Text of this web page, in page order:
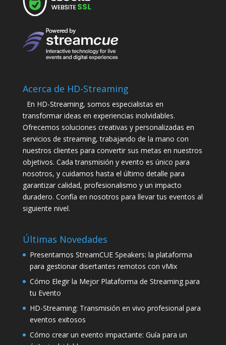
Acerca de HD-Streaming
En HD-Streaming, somos especialistas en
transformar ideas en experiencias inolvidables.
Ofrecemos soluciones creativas y personalizadas en
servicios de streaming, trabajando de la mano con
nuestros clientes para convertir sus metas en nuestros
objetivos. Cada transmisión y evento es único para
nosotros, y cuidamos hasta el último detalle para
garantizar calidad, profesionalismo y un impacto
duradero. Confía en nosotros para llevar tus eventos al
siguiente nivel.
Últimas Novedades
Presentamos StreamCUE Speakers: la plataforma
para gestionar disertantes remotos con vMix
Cómo Elegir la Mejor Plataforma de Streaming para
tu Evento
HD-Streaming: Transmisión en vivo profesional para
eventos exitosos
Cómo crear un evento impactante: Guía para un